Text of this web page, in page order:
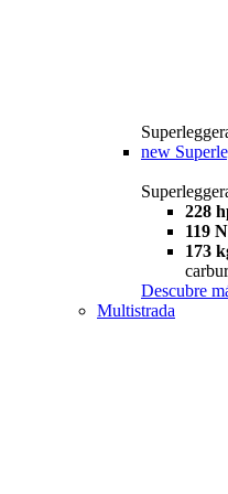
new
228
119
173
Descubre
Multistrada